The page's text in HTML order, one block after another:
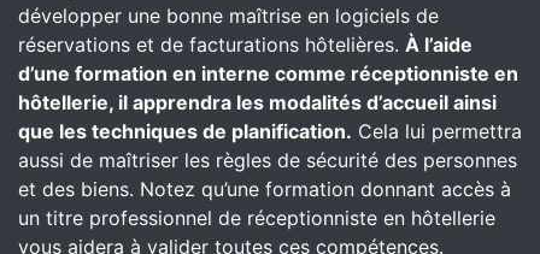
développer une bonne maîtrise en logiciels de
réservations et de facturations hôtelières. À l’aide
d’une formation en interne comme réceptionniste en
hôtellerie, il apprendra les modalités d’accueil ainsi
que les techniques de planification. Cela lui permettra
aussi de maîtriser les règles de sécurité des personnes
et des biens. Notez qu’une formation donnant accès à
un titre professionnel de réceptionniste en hôtellerie
vous aidera à valider toutes ces compétences.